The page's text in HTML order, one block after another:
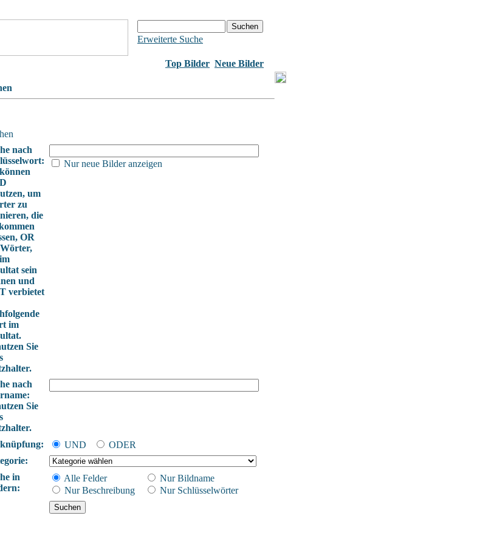
Erweiterte Suche
Top Bilder Neue Bilder
nach
um
zu
die
OR
sein
und
verbietet
im
Sie
Nur neue Bilder anzeigen
nach
Sie
UND
ODER
in
Alle Felder
Nur Bildname
Nur Beschreibung
Nur Schlüsselwörter